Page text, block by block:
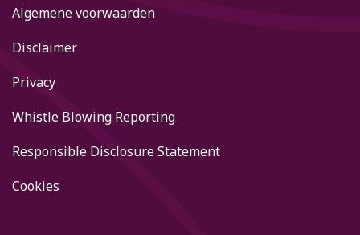
Algemene voorwaarden
Disclaimer
Privacy
Whistle Blowing Reporting
Responsible Disclosure Statement
Cookies